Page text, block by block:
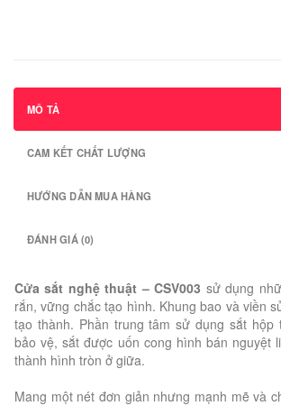
MÔ TẢ
CAM KẾT CHẤT LƯỢNG
HƯỚNG DẪN MUA HÀNG
ĐÁNH GIÁ (0)
Cửa sắt nghệ thuật – CSV003 sử dụng
rắn, vững chắc tạo hình. Khung bao và viền
tạo thành. Phần trung tâm sử dụng sắt hộp
bảo vệ, sắt được uốn cong hình bán nguyệt
thành hình tròn ở giữa.
Mang một nét đơn giản nhưng mạnh mẽ và